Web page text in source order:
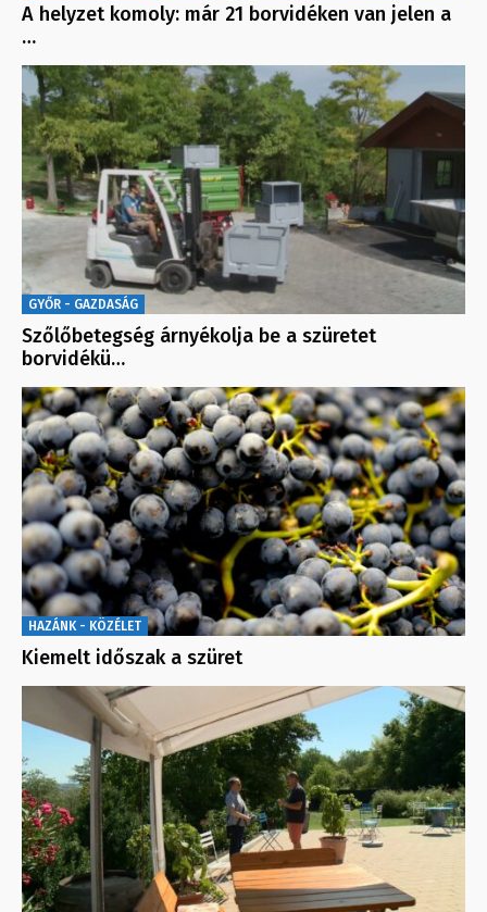
A helyzet komoly: már 21 borvidéken van jelen a
…
GYŐR - GAZDASÁG
Szőlőbetegség árnyékolja be a szüretet
borvidékü…
HAZÁNK - KÖZÉLET
Kiemelt időszak a szüret